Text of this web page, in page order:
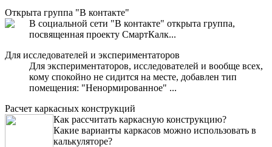
Открыта группа "В контакте"
В социальной сети "В контакте" открыта группа,
посвященная проекту СмартКалк...
Для исследователей и экспериментаторов
Для экспериментаторов, исследователей и вообще всех,
кому спокойно не сидится на месте, добавлен тип
помещения: "Ненормированное" ...
Расчет каркасных конструкций
Как рассчитать каркасную конструкцию?
Какие варианты каркасов можно использовать в
калькуляторе?